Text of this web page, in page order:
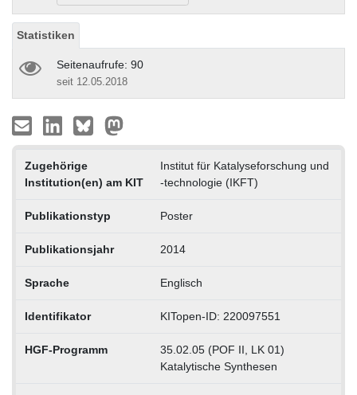
Statistiken
Seitenaufrufe: 90
seit 12.05.2018
Zugehörige
Institution(en) am KIT
Institut für Katalyseforschung und
-technologie (IKFT)
Publikationstyp Poster
Publikationsjahr 2014
Sprache Englisch
Identifikator KITopen-ID: 220097551
HGF-Programm
35.02.05 (POF II, LK 01)
Katalytische Synthesen